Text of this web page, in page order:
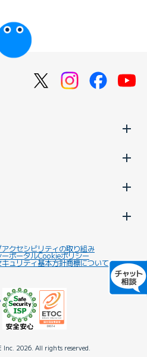
）
ぷるのページ
アクセシビリティの取り組み
ポータルCookieポリシー
ュリティ基本方針商標について
Inc. 2026. All rights reserved.